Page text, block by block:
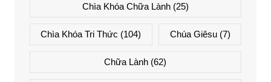
Chìa Khóa Chữa Lành(25)
Chìa Khóa Tri Thức (104) Chúa Giêsu(7)
Chữa Lành (62)